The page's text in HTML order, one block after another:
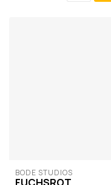
BODÉ STUDIOS